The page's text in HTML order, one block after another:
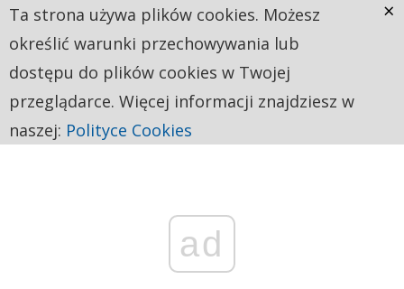
ad
Ta strona używa plików cookies. Możesz
określić warunki przechowywania lub
dostępu do plików cookies w Twojej
przeglądarce. Więcej informacji znajdziesz w
naszej: Polityce Cookies
×